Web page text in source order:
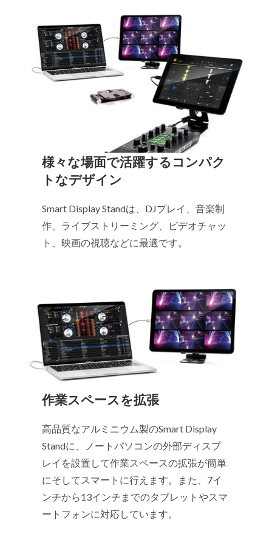
様々な場面で活躍するコンパク
トなデザイン
Smart Display Standは、DJプレイ、音楽制
作、ライブストリーミング、ビデオチャッ
ト、映画の視聴などに最適です。
作業スペースを拡張
高品質なアルミニウム製のSmart Display
Standに、ノートパソコンの外部ディスプ
レイを設置して作業スペースの拡張が簡単
にそしてスマートに行えます。また、7イ
ンチから13インチまでのタブレットやスマ
ートフォンに対応しています。